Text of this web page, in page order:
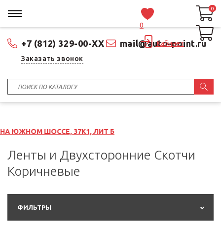
+7 (812) 329-00-XX mail@auto-point.ru
Заказать звонок
0
Кабинет
0
0
37К1, ЛИТ Б
Ленты и Двухсторонние Скотчи
Коричневые
ФИЛЬТРЫ